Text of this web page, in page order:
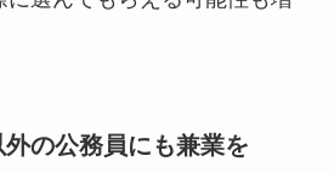
の公務員にも兼業を